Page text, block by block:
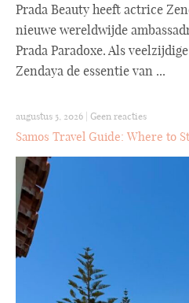
Prada Beauty heeft actrice
nieuwe wereldwijde
Prada Paradoxe. Als
Zendaya de essentie van ...
augustus 5, 2026 | Geen reacties
Samos Travel Guide: Where to